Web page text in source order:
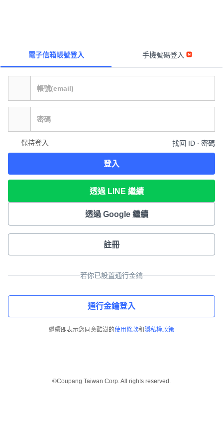
電子信箱帳號登入 手機號碼登入
保持登入 找回 ID ∙ 密碼
登入
透過 LINE 繼續
透過 Google 繼續
註冊
若你已設置通行金鑰
通行金鑰登入
繼續即表示您同意酷澎的使用條款和 隱私權政策
©Coupang Taiwan Corp. All rights reserved.